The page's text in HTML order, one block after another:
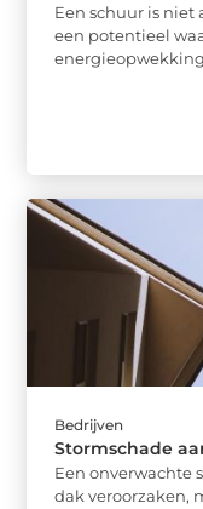
Een schuur is niet
een potentieel
Bedrijven
Stormschade
Een onverwachte
dak veroorzaken,